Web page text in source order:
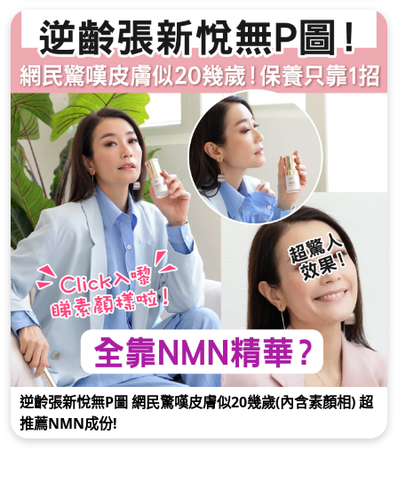
逆齡張新悅無P圖 網民驚嘆皮膚似20幾歲(內含素顏相) 超
推薦NMN成份!